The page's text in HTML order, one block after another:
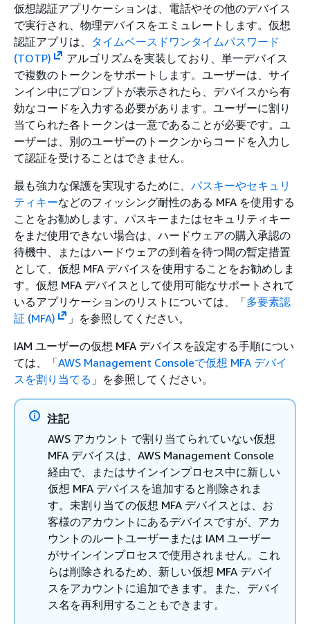
仮想認証アプリケーションは、電話やその他のデバイス
で実行され、物理デバイスをエミュレートします。仮想
認証アプリは、 タイムベースドワンタイムパスワード
(TOTP)
アルゴリズムを実装しており、単一デバイス
で複数のトークンをサポートします。ユーザーは、サイ
ンイン中にプロンプトが表示されたら、デバイスから有
効なコードを入力する必要があります。ユーザーに割り
当てられた各トークンは一意であることが必要です。ユ
ーザーは、別のユーザーのトークンからコードを入力し
て認証を受けることはできません。
最も強力な保護を実現するために、 パスキーやセキュリ
ティキーなどのフィッシング耐性のある MFA を使用する
ことをお勧めします。パスキーまたはセキュリティキー
をまだ使用できない場合は、ハードウェアの購入承認の
待機中、またはハードウェアの到着を待つ間の暫定措置
として、仮想 MFA デバイスを使用することをお勧めしま
す。仮想 MFA デバイスとして使用可能なサポートされて
いるアプリケーションのリストについては、「多要素認
証 (MFA)
」を参照してください。
IAM ユーザーの仮想 MFA デバイスを設定する手順につい
ては、「AWS Management Consoleで仮想 MFA デバイ
スを割り当てる 」を参照してください。
注記
AWS アカウント で割り当てられていない仮想
MFA デバイスは、AWS Management Console
経由で、またはサインインプロセス中に新しい
仮想 MFA デバイスを追加すると削除されま
す。未割り当ての仮想 MFA デバイスとは、お
客様のアカウントにあるデバイスですが、アカ
ウントのルートユーザーまたは IAM ユーザー
がサインインプロセスで使用されません。これ
らは削除されるため、新しい仮想 MFA デバイ
スをアカウントに追加できます。また、デバイ
ス名を再利用することもできます。